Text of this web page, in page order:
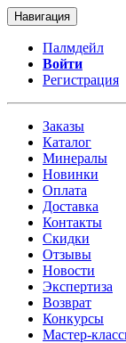
Навигация
Палмдейл
Войти
Регистрация
Заказы
Каталог
Минералы
Новинки
Оплата
Доставка
Контакты
Скидки
Отзывы
Новости
Экспертиза
Возврат
Конкурсы
Мастер-